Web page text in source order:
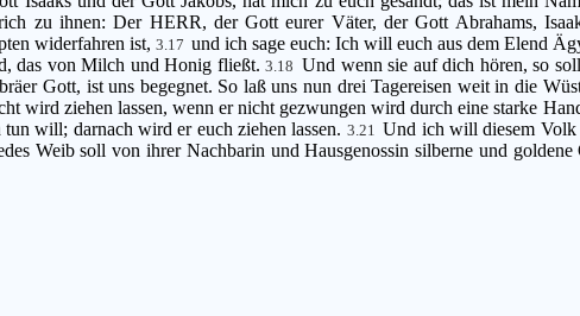
zu ihnen: Der HERR, der Gott eurer Väter, der Gott Abrahams,
widerfahren ist, 3.17 und ich sage euch: Ich will euch aus dem Elend
das von Milch und Honig fließt.3.18 Und wenn sie auf dich hören, so
Gott, ist uns begegnet. So laß uns nun drei Tagereisen weit in die
wird ziehen lassen, wenn er nicht gezwungen wird durch eine starke
will; darnach wird er euch ziehen lassen. 3.21 Und ich will diesem Volk
Weib soll von ihrer Nachbarin und Hausgenossin silberne und